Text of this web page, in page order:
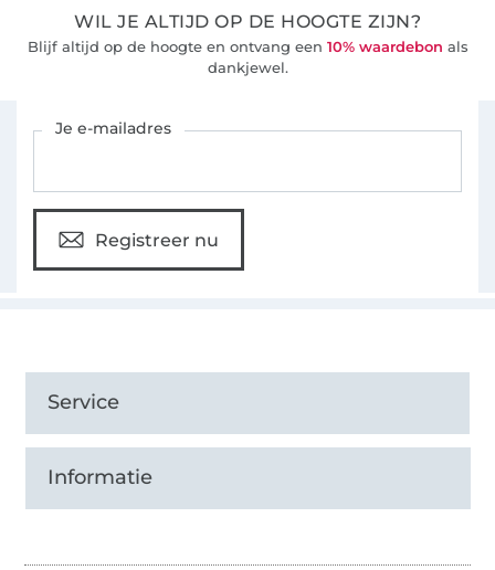
WIL JE ALTIJD OP DE HOOGTE ZIJN?
Blijf altijd op de hoogte en ontvang een 10% waardebon als
dankjewel.
Je e-mailadres
Registreer nu
Service
Informatie